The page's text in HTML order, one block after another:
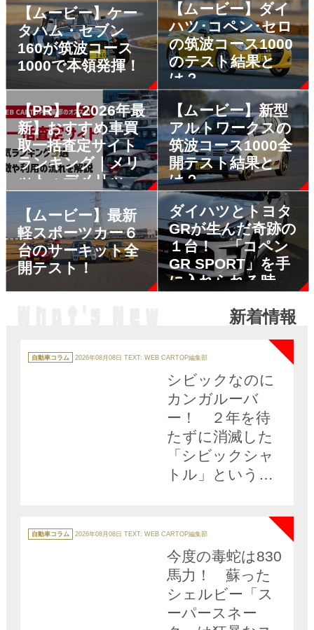
【ムービー】ケー
タハム・セブン
160が筑波コース
1000で本領発揮！
【ムービー】ダイ
ハツ･コペン･セロ
の筑波コース1000
のテスト結果と
は？
【PR】【2026年最
新】おすすめ車買
取一括査定サイト
ランキング｜メリ
ット・デメリット
【ムービー】新型
アルトワークスの
筑波コース1000全
開テスト結果と
は？
【ムービー】最新
軽スポーツカー６
台のサーキット全
開テスト！
ダイハツとトヨタ
GRが生んだ奇跡の
１台！ 「コペン
GR SPORT」を手
に入れられる時間
新着情報
テ
ゴ
自動車コラム 2026年08月08日 TEXT: WEB CARTOP編集部
NEW
シビックなのに
カンガルーバ
ー！ ２年を待
たずに消滅した
「シビックシャ
トル」という異
テ
ゴ
自動車コラム 2026年08月08日 TEXT: WEB CARTOP編集部
今度の毒蛇は830
馬力！ 蘇った
シェルビー「ス
ーパースネー